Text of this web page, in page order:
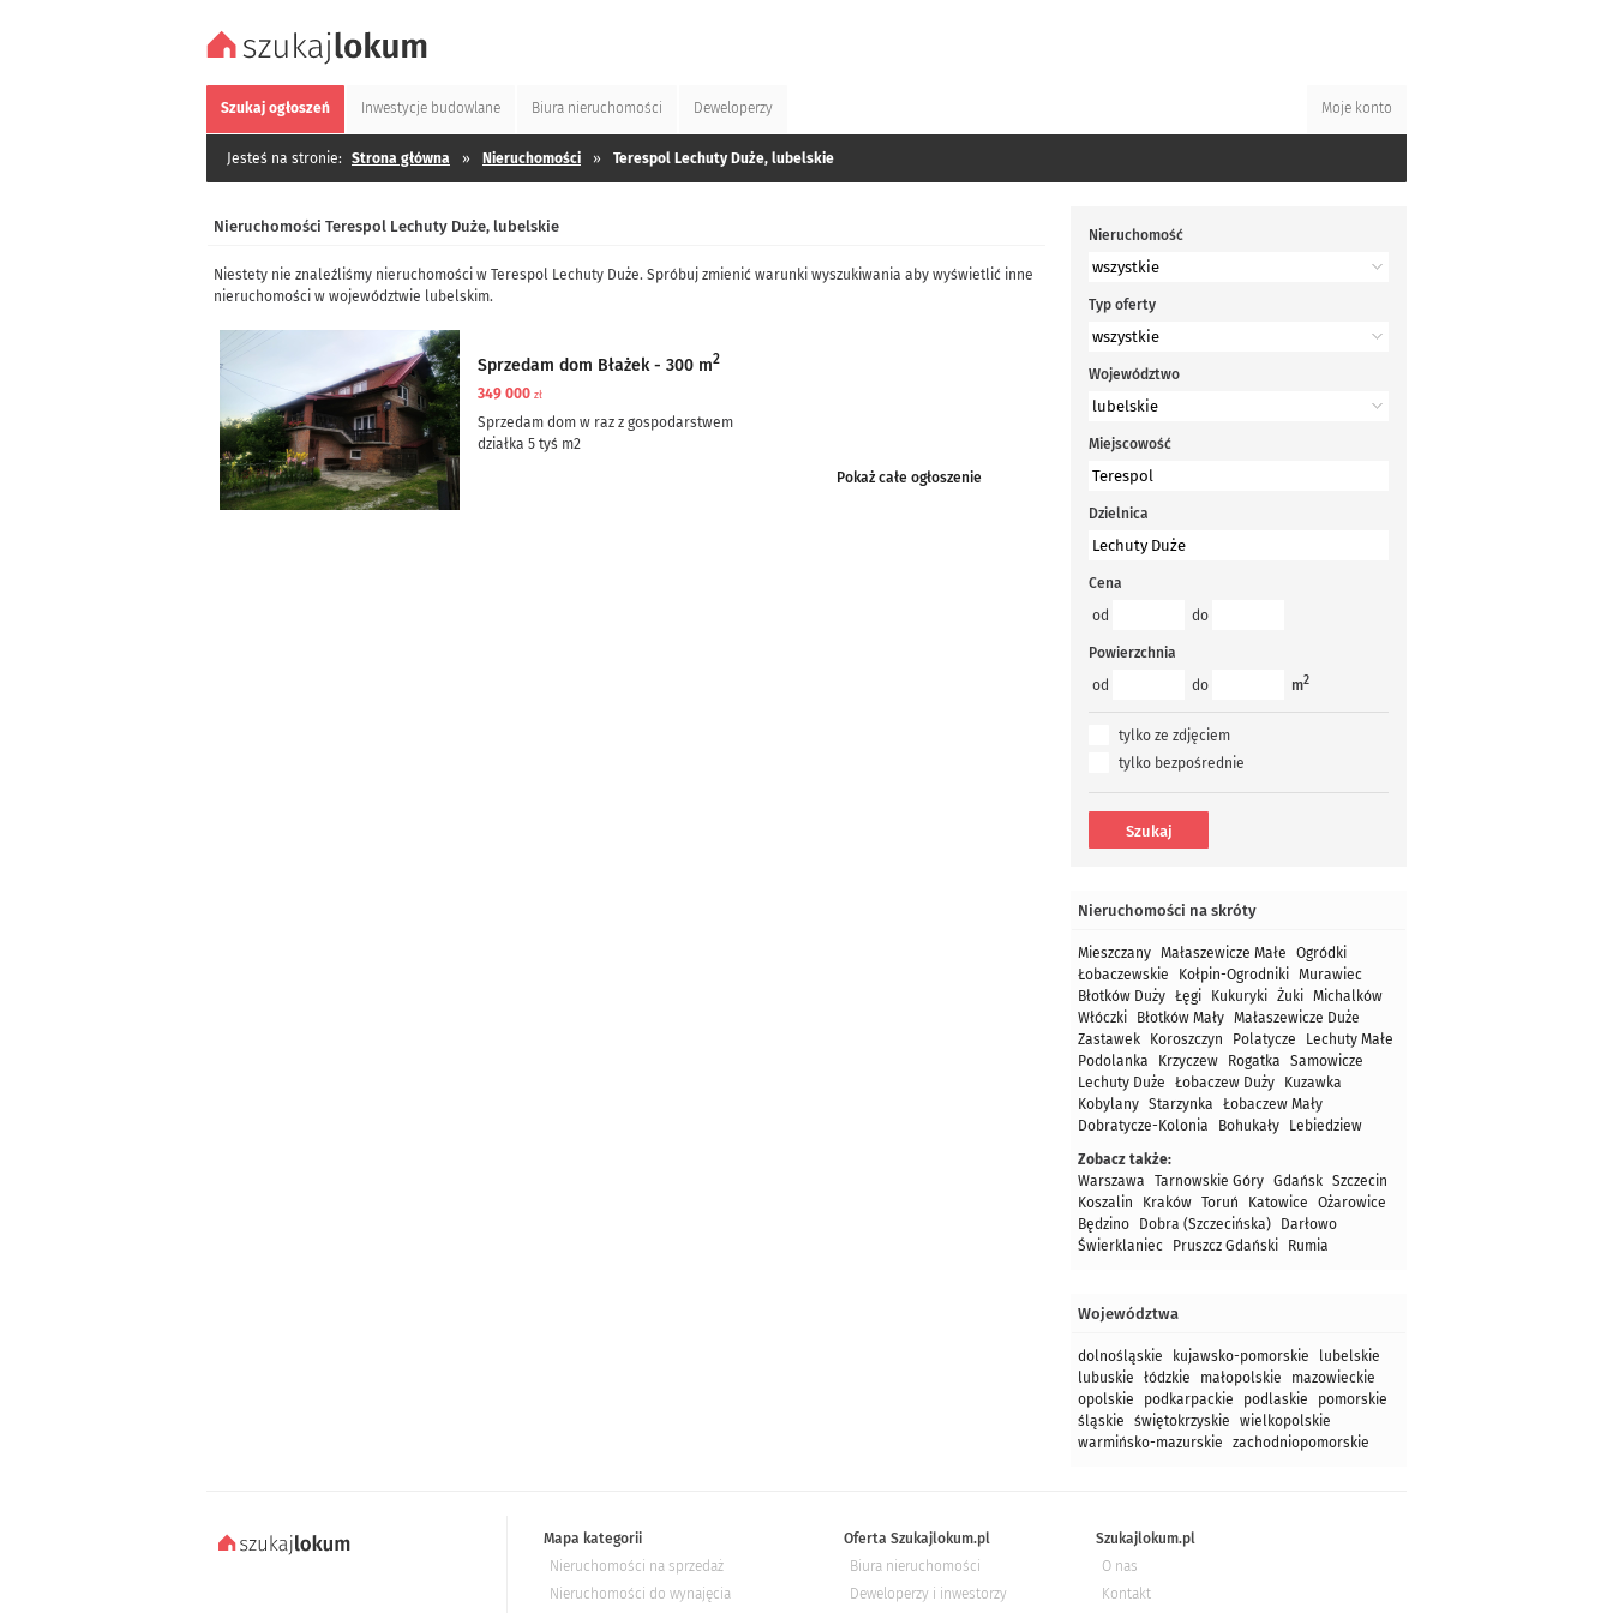
Szukaj ogłoszeń Inwestycje budowlane Biura nieruchomości Deweloperzy Moje konto
Jesteś na stronie: Strona główna » Nieruchomości » Terespol Lechuty Duże, lubelskie
Nieruchomości Terespol Lechuty Duże, lubelskie
Niestety nie znaleźliśmy nieruchomości w Terespol Lechuty Duże. Spróbuj zmienić warunki wyszukiwania aby wyświetlić inne
nieruchomości w województwie lubelskim.
Sprzedam dom Błażek - 300 m2
349 000 zł
Sprzedam dom w raz z gospodarstwem
działka 5 tyś m2
Pokaż całe ogłoszenie
Nieruchomość
Typ oferty
Województwo
Miejscowość
Dzielnica
Cena
od
do
Powierzchnia
od
do m2
tylko ze zdjęciem
tylko bezpośrednie
Nieruchomości na skróty
Mieszczany Małaszewicze Małe
Ogródki
Łobaczewskie
Kołpin-Ogrodniki Murawiec
Błotków Duży Łęgi Kukuryki Żuki Michalków
Włóczki
Błotków Mały Małaszewicze Duże
Zastawek
Koroszczyn Polatycze
Lechuty Małe
Podolanka
Krzyczew Rogatka
Samowicze
Lechuty Duże
Łobaczew Duży
Kuzawka
Kobylany Starzynka
Łobaczew Mały
Dobratycze-Kolonia
Bohukały
Lebiedziew
Zobacz także:
Warszawa
Tarnowskie Góry Gdańsk Szczecin
Koszalin
Kraków Toruń Katowice
Ożarowice
Będzino
Dobra (Szczecińska)
Darłowo
Świerklaniec
Pruszcz Gdański Rumia
Województwa
dolnośląskie kujawsko-pomorskie
lubelskie
lubuskie
łódzkie małopolskie
mazowieckie
opolskie
podkarpackie podlaskie
pomorskie
śląskie
świętokrzyskie
wielkopolskie
warmińsko-mazurskie
zachodniopomorskie
Mapa kategorii
Nieruchomości na sprzedaż
Nieruchomości do wynajęcia
Oferta Szukajlokum.pl
Biura nieruchomości
Deweloperzy i inwestorzy
Szukajlokum.pl
O nas
Kontakt